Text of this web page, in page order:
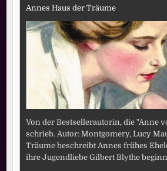
Annes Haus der Träume
Von der Bestsellerautorin, die "Anne
schrieb. Autor: Montgomery, Lucy
Träume beschreibt Annes frühes
ihre Jugendliebe Gilbert Blythe